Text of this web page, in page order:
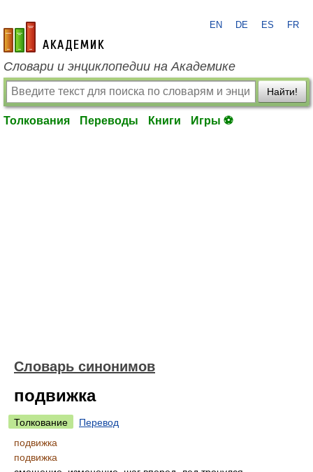
academic.ru
EN DE ES FR
Словари и энциклопедии на Академике
Найти!
Толкования Переводы Книги Игры ⚽
Словарь синонимов
подвижка
Толкование
Перевод
подвижка
подвижка